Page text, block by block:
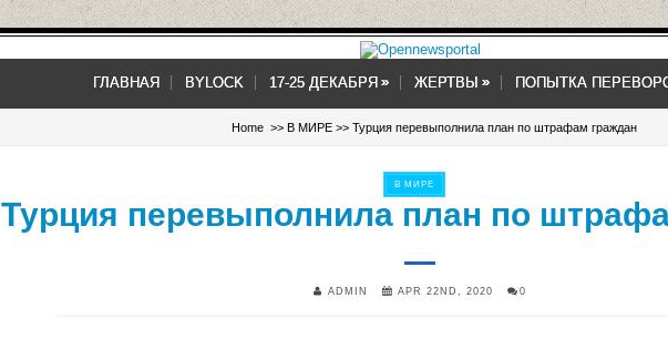
ГЛАВНАЯ BYLOCK 17-25 ДЕКАБРЯ »
» ЖЕРТВЫ »
» ПОПЫТКА
Home >> В МИРЕ>> Турция перевыполнила план по штрафам граждан
В МИРЕ
Турция перевыполнила план по
ADMIN APR 22ND, 2020 0